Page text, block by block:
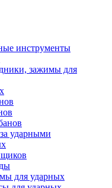
инструменты
зажимы для
ударными
для ударных